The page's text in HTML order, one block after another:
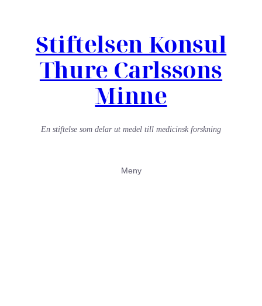
Stiftelsen Konsul
Thure Carlssons
Minne
En stiftelse som delar ut medel till medicinsk forskning
Meny